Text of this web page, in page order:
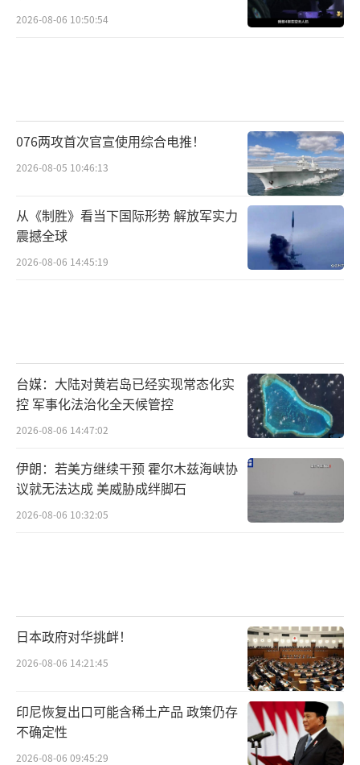
2026-08-06 10:50:54
076两攻首次官宣使用综合电推！
2026-08-05 10:46:13
从《制胜》看当下国际形势 解放军实力
震撼全球
2026-08-06 14:45:19
台媒：大陆对黄岩岛已经实现常态化实
控 军事化法治化全天候管控
2026-08-06 14:47:02
伊朗：若美方继续干预 霍尔木兹海峡协
议就无法达成 美威胁成绊脚石
2026-08-06 10:32:05
日本政府对华挑衅！
2026-08-06 14:21:45
印尼恢复出口可能含稀土产品 政策仍存
不确定性
2026-08-06 09:45:29